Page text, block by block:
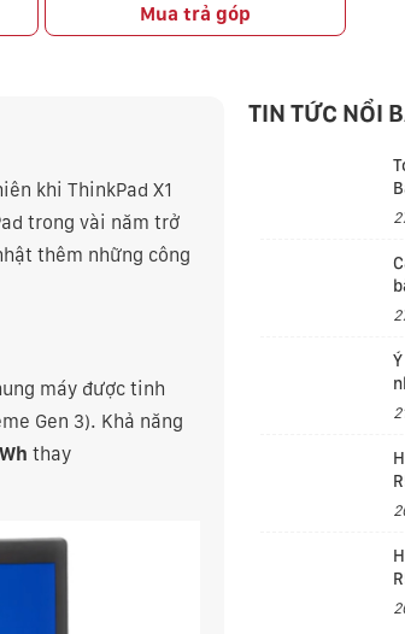
Mua trả góp
khi ThinkPad X1
trong vài năm trở
thêm những công
máy được tinh
Gen 3). Khả năng
thay
TIN TỨC NỔI